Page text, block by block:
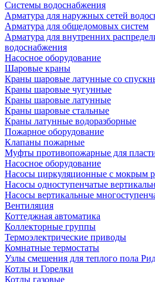
Системы водоснабжения
Арматура для наружных сетей
Арматура для общедомовых систем
Арматура для внутренних
водоснабжения
Насосное оборудование
Шаровые краны
Краны шаровые латунные со
Краны шаровые чугунные
Краны шаровые латунные
Краны шаровые стальные
Краны латунные водоразборные
Пожарное оборудование
Клапаны пожарные
Муфты противопожарные для
Насосное оборудование
Насосы циркуляционные с мокрым
Насосы одноступенчатые
Насосы вертикальные
Вентиляция
Коттеджная автоматика
Коллекторные группы
Термоэлектрические приводы
Комнатные термостаты
Узлы смешения для теплого пола
Котлы и Горелки
Котлы газовые